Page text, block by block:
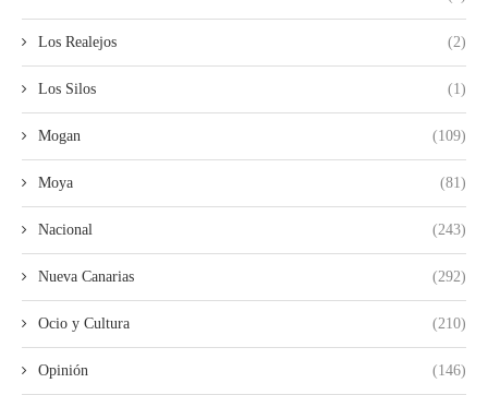
Los Realejos (2)
Los Silos (1)
Mogan (109)
Moya (81)
Nacional (243)
Nueva Canarias (292)
Ocio y Cultura (210)
Opinión (146)